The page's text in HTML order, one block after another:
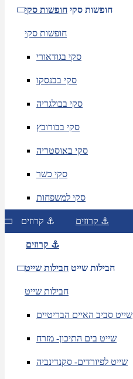
חופשות סקי חופשות סקי
חופשות סקי
סקי בגודאורי
סקי בבנסקו
סקי בבולגריה
סקי בבורובץ
סקי באוסטריה
סקי כשר
סקי למשפחות
קרוזים ⚓ קרוזים ⚓
קרוזים ⚓
חבילות שייט חבילות שייט
חבילות שייט
שייט סביב האיים הבריטיים
שייט בים התיכון- מזרח
שייט לפיורדים- סקנדינביה